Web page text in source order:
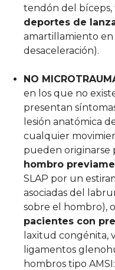
tendón del bíceps,
deportes de
amartillamiento en
desaceleración).
NO
en los que no
presentan
lesión anatómica
cualquier
pueden originarse
hombro
SLAP por un
asociadas del
sobre el hombro), o
pacientes con
laxitud congénita,
ligamentos
hombros tipo AMSI: